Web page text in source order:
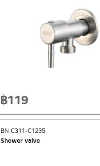
฿119
Shower valve
BN C311-C1235